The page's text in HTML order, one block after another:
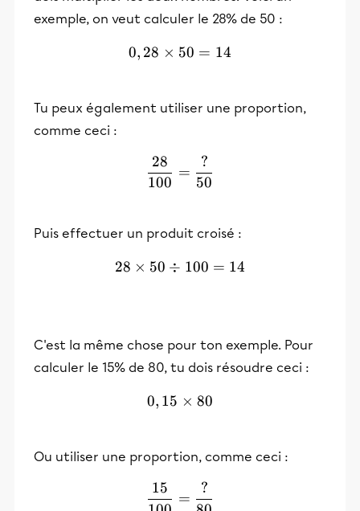
exemple, on veut calculer le 28% de 50 :
0,28 \times 50 = 14
0, 28 × 50 = 14
Tu peux également utiliser une proportion,
comme ceci :
100
28
=
50
?
Puis effectuer un produit croisé :
28 \times 50 \div 100 = 14
28 × 50 ÷ 100 = 14
C'est la même chose pour ton exemple. Pour
calculer le 15% de 80, tu dois résoudre ceci :
0,15 \times 80
0, 15 × 80
Ou utiliser une proportion, comme ceci :
15
=
?